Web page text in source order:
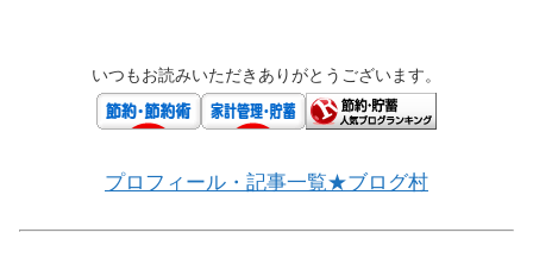
いつもお読みいただきありがとうございます。
プロフィール・記事一覧★ブログ村